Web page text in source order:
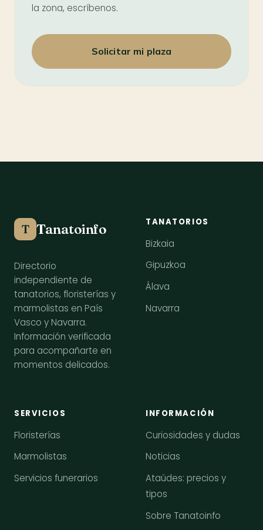
la zona, escríbenos.
Solicitar mi plaza
T Tanatoinfo
Directorio
independiente de
tanatorios, floristerías y
marmolistas en País
Vasco y Navarra.
Información verificada
para acompañarte en
momentos delicados.
TANATORIOS
Bizkaia
Gipuzkoa
Álava
Navarra
SERVICIOS
Floristerías
Marmolistas
Servicios funerarios
INFORMACIÓN
Curiosidades y dudas
Noticias
Ataúdes: precios y
tipos
Sobre Tanatoinfo